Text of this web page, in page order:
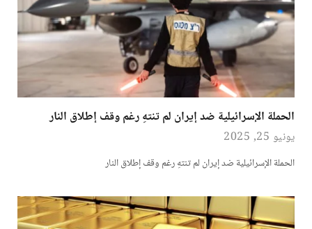
الحملة الإسرائيلية ضد إيران لم تنتهِ رغم وقف إطلاق النار
يونيو 25, 2025
الحملة الإسرائيلية ضد إيران لم تنتهِ رغم وقف إطلاق النار